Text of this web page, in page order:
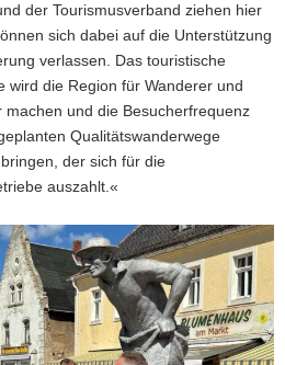
der Tourismusverband ziehen hier
sich dabei auf die Unterstützung
verlassen. Das touristische
wird die Region für Wanderer und
und die Besucherfrequenz
Qualitätswanderwege
der sich für die
auszahlt.«